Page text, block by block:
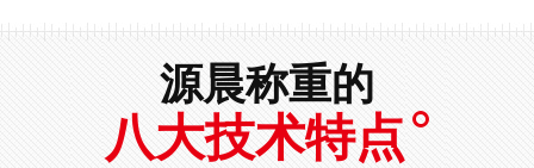
源晨称重的
八大技术特点